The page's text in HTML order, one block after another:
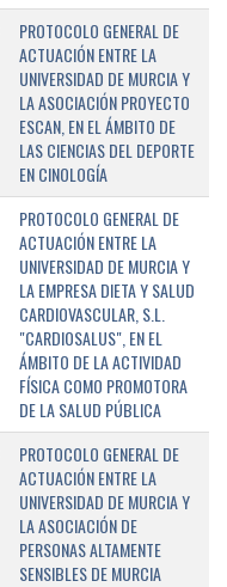
PROTOCOLO GENERAL DE
ACTUACIÓN ENTRE LA
UNIVERSIDAD DE MURCIA Y
LA ASOCIACIÓN PROYECTO
ESCAN, EN EL ÁMBITO DE
LAS CIENCIAS DEL DEPORTE
EN CINOLOGÍA
PROTOCOLO GENERAL DE
ACTUACIÓN ENTRE LA
UNIVERSIDAD DE MURCIA Y
LA EMPRESA DIETA Y SALUD
CARDIOVASCULAR, S.L.
"CARDIOSALUS", EN EL
ÁMBITO DE LA ACTIVIDAD
FÍSICA COMO PROMOTORA
DE LA SALUD PÚBLICA
PROTOCOLO GENERAL DE
ACTUACIÓN ENTRE LA
UNIVERSIDAD DE MURCIA Y
LA ASOCIACIÓN DE
PERSONAS ALTAMENTE
SENSIBLES DE MURCIA